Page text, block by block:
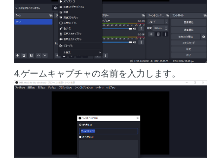
4.ゲームキャプチャの名前を入力します。